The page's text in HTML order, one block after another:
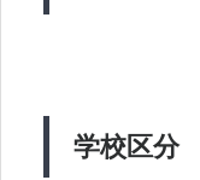
学校区分